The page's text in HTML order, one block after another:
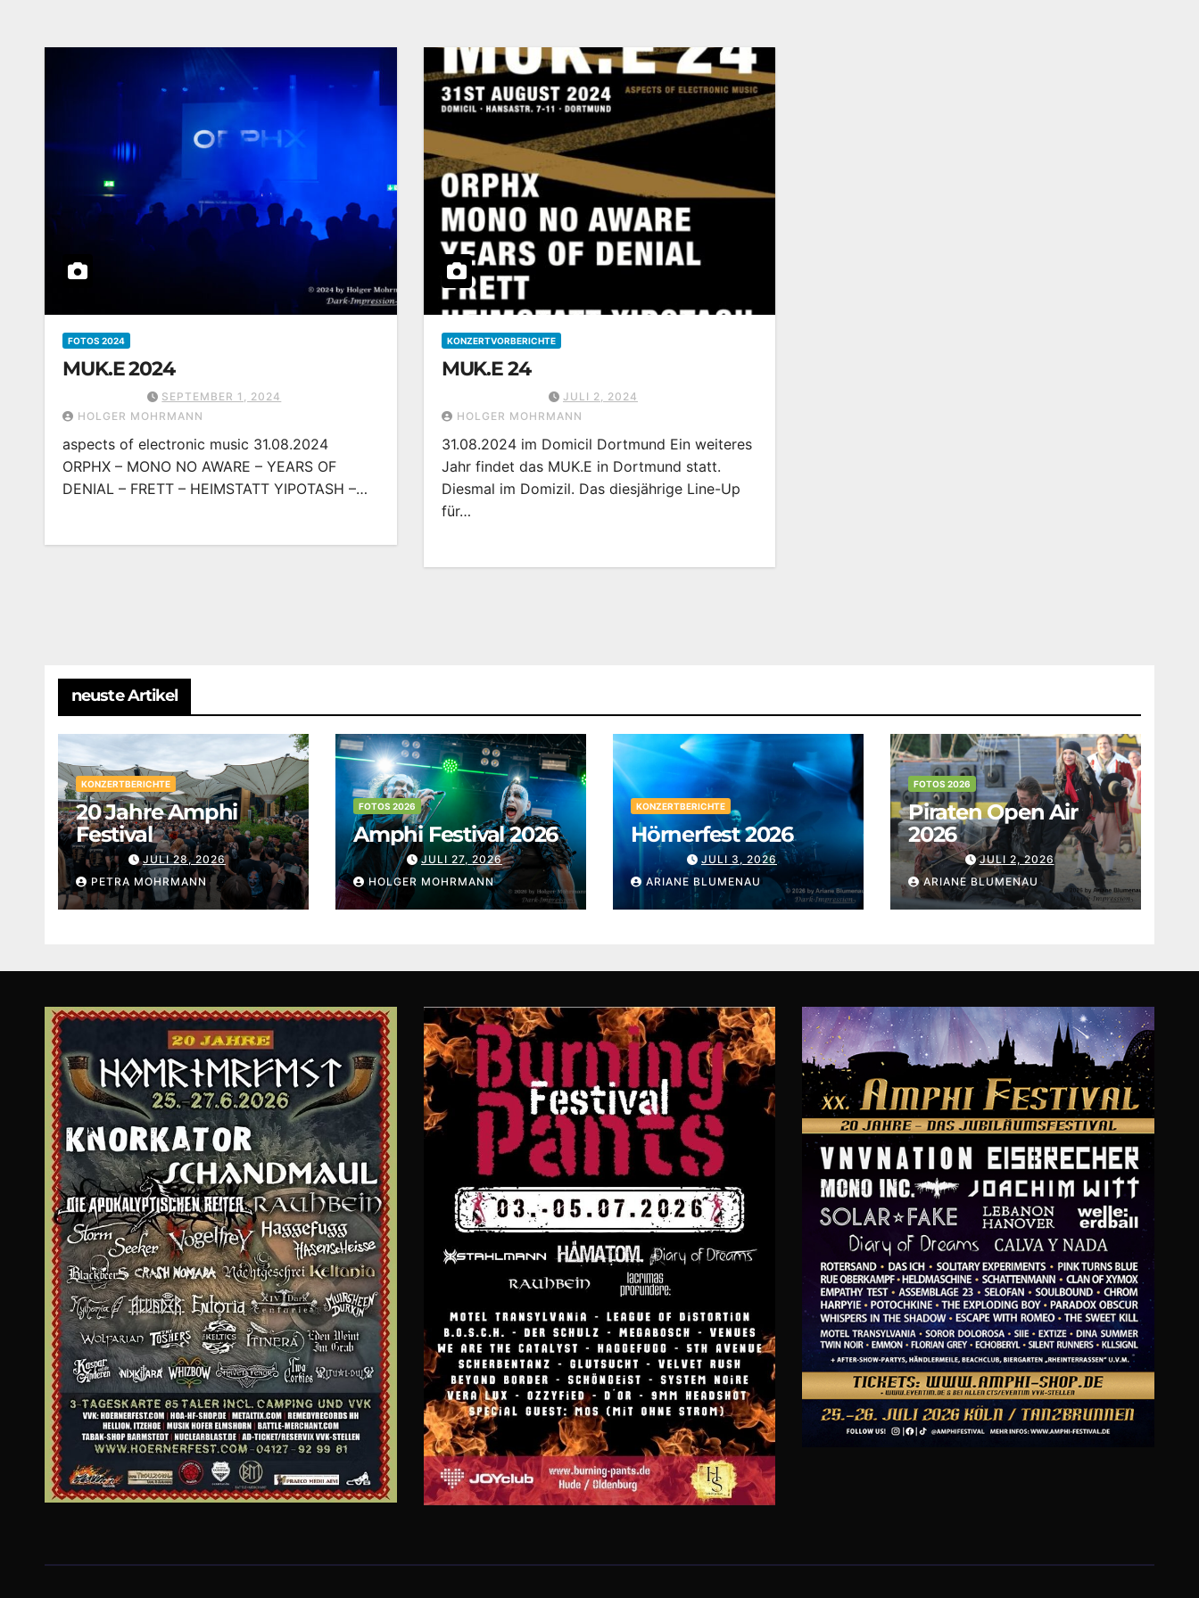
FOTOS 2024
MUK.E 2024
SEPTEMBER 1, 2024
HOLGER MOHRMANN
aspects of electronic music 31.08.2024
ORPHX – MONO NO AWARE – YEARS OF
DENIAL – FRETT – HEIMSTATT YIPOTASH –…
KONZERTVORBERICHTE
MUK.E 24
JULI 2, 2024
HOLGER MOHRMANN
31.08.2024 im Domicil Dortmund Ein weiteres
Jahr findet das MUK.E in Dortmund statt.
Diesmal im Domizil. Das diesjährige Line-Up
für…
neuste Artikel
KONZERTBERICHTE
20 Jahre Amphi
Festival
JULI 28, 2026
PETRA MOHRMANN
FOTOS 2026
Amphi Festival 2026
JULI 27, 2026
HOLGER MOHRMANN
KONZERTBERICHTE
Hörnerfest 2026
JULI 3, 2026
ARIANE BLUMENAU
FOTOS 2026
Piraten Open Air
2026
JULI 2, 2026
ARIANE BLUMENAU